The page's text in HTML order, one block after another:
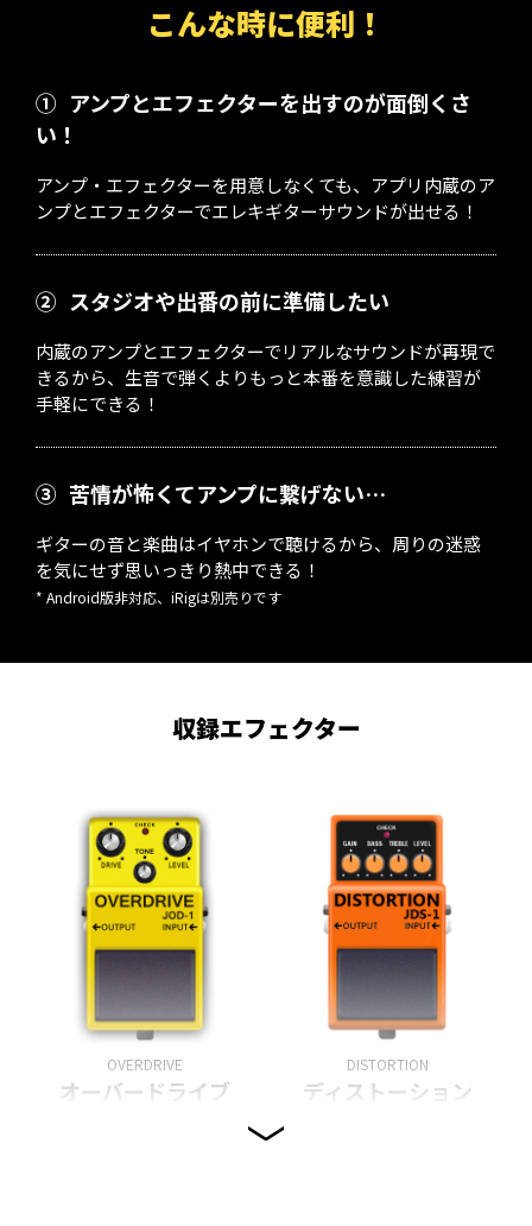
こんな時に便利！
① アンプとエフェクターを出すのが面倒くさ
い！
アンプ・エフェクターを用意しなくても、アプリ内蔵のア
ンプとエフェクターでエレキギターサウンドが出せる！
② スタジオや出番の前に準備したい
内蔵のアンプとエフェクターでリアルなサウンドが再現で
きるから、生音で弾くよりもっと本番を意識した練習が
手軽にできる！
③ 苦情が怖くてアンプに繋げない…
ギターの音と楽曲はイヤホンで聴けるから、周りの迷惑
を気にせず思いっきり熱中できる！
* Android版非対応、iRigは別売りです
収録エフェクター
OVERDRIVE
オーバードライブ
DISTORTION
ディストーション